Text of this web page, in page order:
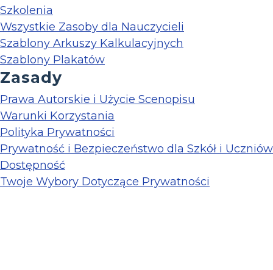
Szkolenia
Wszystkie Zasoby dla Nauczycieli
Szablony Arkuszy Kalkulacyjnych
Szablony Plakatów
Zasady
Prawa Autorskie i Użycie Scenopisu
Warunki Korzystania
Polityka Prywatności
Prywatność i Bezpieczeństwo dla Szkół i Uczniów
Dostępność
Twoje Wybory Dotyczące Prywatności